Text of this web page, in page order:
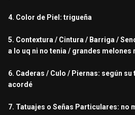
4. Color de Piel: trigueña
5. Contextura / Cintura / Barriga /
a lo uq ni no tenia / grandes melones
6. Caderas / Culo / Piernas: según
acordé
7. Tatuajes o Señas Particulares: no